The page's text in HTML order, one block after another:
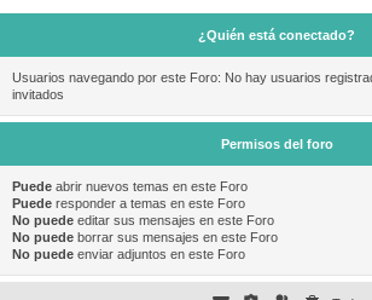
¿Quién está conectado?
Usuarios navegando por este Foro: No hay usuarios
invitados
Permisos del foro
Puede abrir nuevos temas en este Foro
Puede responder a temas en este Foro
No puede editar sus mensajes en este Foro
No puede borrar sus mensajes en este Foro
No puede enviar adjuntos en este Foro